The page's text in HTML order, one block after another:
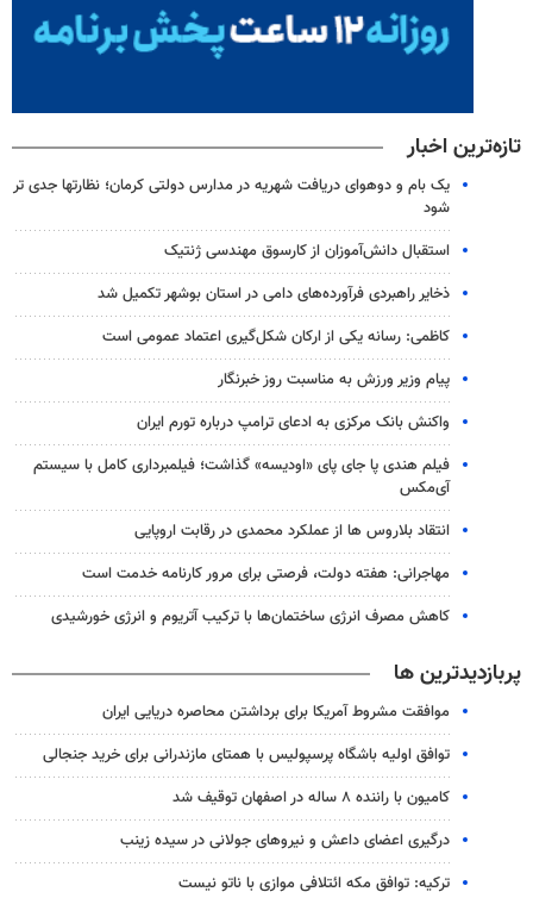
تازه‌ترین اخبار
یک بام و دوهوای دریافت شهریه در مدارس دولتی کرمان؛ نظارتها جدی تر
شود
استقبال دانش‌آموزان از کارسوق مهندسی ژنتیک
ذخایر راهبردی فرآورده‌های دامی در استان بوشهر تکمیل شد
کاظمی: رسانه یکی از ارکان شکل‌گیری اعتماد عمومی است
پیام وزیر ورزش به مناسبت روز خبرنگار
واکنش بانک مرکزی به ادعای ترامپ درباره تورم ایران
فیلم هندی پا جای پای «اودیسه» گذاشت؛ فیلمبرداری کامل با سیستم
آی‌مکس
انتقاد بلاروس ها از عملکرد محمدی در رقابت اروپایی
مهاجرانی: هفته دولت، فرصتی برای مرور کارنامه خدمت است
کاهش مصرف انرژی ساختمان‌ها با ترکیب آتریوم و انرژی خورشیدی
پربازدیدترین ها
موافقت مشروط آمریکا برای برداشتن محاصره دریایی ایران
توافق اولیه باشگاه پرسپولیس با همتای مازندرانی برای خرید جنجالی
کامیون با راننده ۸ ساله در اصفهان توقیف شد
درگیری اعضای داعش و نیروهای جولانی در سیده زینب
ترکیه: توافق مکه ائتلافی موازی با ناتو نیست